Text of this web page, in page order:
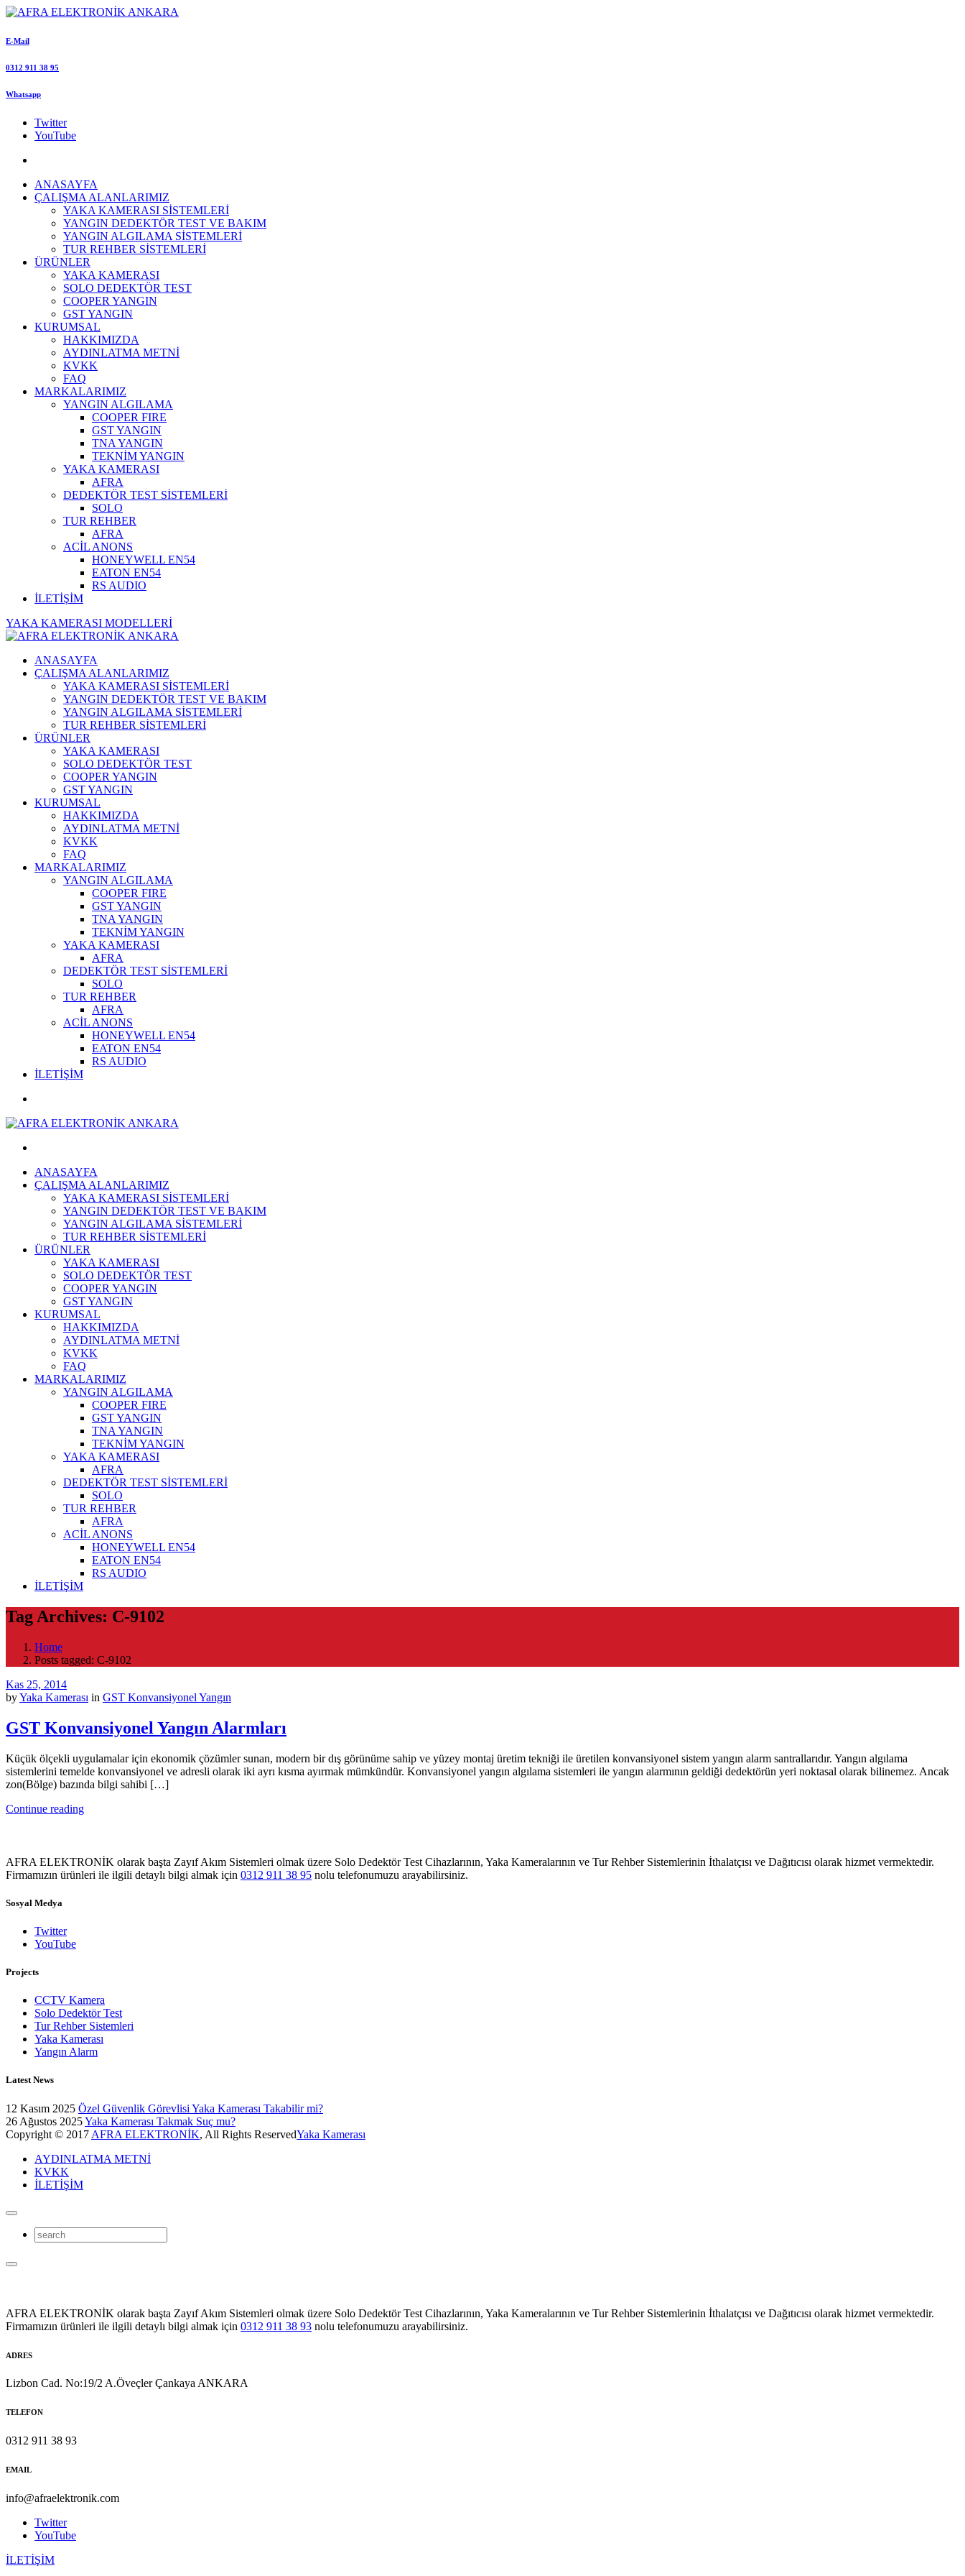
E-Mail
0312 911 38 95
Whatsapp
Twitter
YouTube
ANASAYFA
ÇALIŞMA ALANLARIMIZ
YAKA KAMERASI SİSTEMLERİ
YANGIN DEDEKTÖR TEST VE BAKIM
YANGIN ALGILAMA SİSTEMLERİ
TUR REHBER SİSTEMLERİ
ÜRÜNLER
YAKA KAMERASI
SOLO DEDEKTÖR TEST
COOPER YANGIN
GST YANGIN
KURUMSAL
HAKKIMIZDA
AYDINLATMA METNİ
KVKK
FAQ
MARKALARIMIZ
YANGIN ALGILAMA
COOPER FIRE
GST YANGIN
TNA YANGIN
TEKNİM YANGIN
YAKA KAMERASI
AFRA
DEDEKTÖR TEST SİSTEMLERİ
SOLO
TUR REHBER
AFRA
ACİL ANONS
HONEYWELL EN54
EATON EN54
RS AUDIO
İLETİŞİM
YAKA KAMERASI MODELLERİ
ANASAYFA
ÇALIŞMA ALANLARIMIZ
YAKA KAMERASI SİSTEMLERİ
YANGIN DEDEKTÖR TEST VE BAKIM
YANGIN ALGILAMA SİSTEMLERİ
TUR REHBER SİSTEMLERİ
ÜRÜNLER
YAKA KAMERASI
SOLO DEDEKTÖR TEST
COOPER YANGIN
GST YANGIN
KURUMSAL
HAKKIMIZDA
AYDINLATMA METNİ
KVKK
FAQ
MARKALARIMIZ
YANGIN ALGILAMA
COOPER FIRE
GST YANGIN
TNA YANGIN
TEKNİM YANGIN
YAKA KAMERASI
AFRA
DEDEKTÖR TEST SİSTEMLERİ
SOLO
TUR REHBER
AFRA
ACİL ANONS
HONEYWELL EN54
EATON EN54
RS AUDIO
İLETİŞİM
ANASAYFA
ÇALIŞMA ALANLARIMIZ
YAKA KAMERASI SİSTEMLERİ
YANGIN DEDEKTÖR TEST VE BAKIM
YANGIN ALGILAMA SİSTEMLERİ
TUR REHBER SİSTEMLERİ
ÜRÜNLER
YAKA KAMERASI
SOLO DEDEKTÖR TEST
COOPER YANGIN
GST YANGIN
KURUMSAL
HAKKIMIZDA
AYDINLATMA METNİ
KVKK
FAQ
MARKALARIMIZ
YANGIN ALGILAMA
COOPER FIRE
GST YANGIN
TNA YANGIN
TEKNİM YANGIN
YAKA KAMERASI
AFRA
DEDEKTÖR TEST SİSTEMLERİ
SOLO
TUR REHBER
AFRA
ACİL ANONS
HONEYWELL EN54
EATON EN54
RS AUDIO
İLETİŞİM
Tag Archives: C-9102
Home
Posts tagged: C-9102
Kas 25, 2014
byYaka Kamerası in GST Konvansiyonel Yangın
GST Konvansiyonel Yangın Alarmları
Küçük ölçekli uygulamalar için ekonomik çözümler sunan, modern bir dış görünüme sahip ve yüzey montaj üretim tekniği ile üretilen konvansiyonel sistem yangın alarm santrallarıdır. Yangın algılama
sistemlerini temelde konvansiyonel ve adresli olarak iki ayrı kısma ayırmak mümkündür. Konvansiyonel yangın algılama sistemleri ile yangın alarmının geldiği dedektörün yeri noktasal olarak bilinemez. Ancak
zon(Bölge) bazında bilgi sahibi […]
Continue reading
AFRA ELEKTRONİK olarak başta Zayıf Akım Sistemleri olmak üzere Solo Dedektör Test Cihazlarının, Yaka Kameralarının ve Tur Rehber Sistemlerinin İthalatçısı ve Dağıtıcısı olarak hizmet vermektedir.
Firmamızın ürünleri ile ilgili detaylı bilgi almak için 0312 911 38 95 nolu telefonumuzu arayabilirsiniz.
Sosyal Medya
Twitter
YouTube
Projects
CCTV Kamera
Solo Dedektör Test
Tur Rehber Sistemleri
Yaka Kamerası
Yangın Alarm
Latest News
12 Kasım 2025 Özel Güvenlik Görevlisi Yaka Kamerası Takabilir mi?
26 Ağustos 2025Yaka Kamerası Takmak Suç mu?
Copyright © 2017 AFRA ELEKTRONİK, All Rights ReservedYaka Kamerası
AYDINLATMA METNİ
KVKK
İLETİŞİM
AFRA ELEKTRONİK olarak başta Zayıf Akım Sistemleri olmak üzere Solo Dedektör Test Cihazlarının, Yaka Kameralarının ve Tur Rehber Sistemlerinin İthalatçısı ve Dağıtıcısı olarak hizmet vermektedir.
Firmamızın ürünleri ile ilgili detaylı bilgi almak için 0312 911 38 93 nolu telefonumuzu arayabilirsiniz.
ADRES
Lizbon Cad. No:19/2 A.Öveçler Çankaya ANKARA
TELEFON
0312 911 38 93
EMAIL
info@afraelektronik.com
Twitter
YouTube
İLETİŞİM